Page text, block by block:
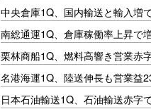
中央倉庫1Q、国内輸送と輸入増
南総通運1Q、倉庫稼働率上昇で
栗林商船1Q、燃料高響き営業赤
名港海運1Q、陸送伸長も営業益
日本石油輸送1Q、石油輸送赤字